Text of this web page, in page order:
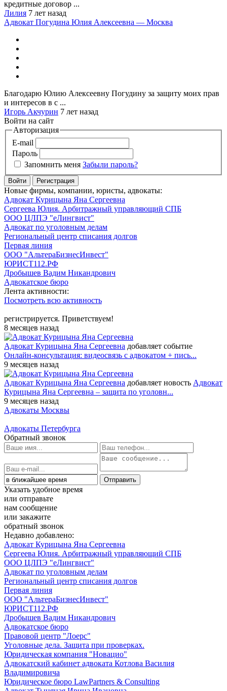
кредитные договор ...
Лилия 7 лет назад
Адвокат Погудина Юлия Алексеевна — Москва
Благодарю Юлию Алексеевну Погудину за защиту моих прав
и интересов в с ...
Игорь Акчурин 7 лет назад
Войти на сайт
Авторизация
E-mail
Пароль
Запомнить меня Забыли пароль?
Войти Регистрация
Новые фирмы, компании, юристы, адвокаты:
Адвокат Курицына Яна Сергеевна
Сергеева Юлия. Арбитражный управляющий СПБ
ООО ЦЛПЭ "еЛингвист"
Адвокат по уголовным делам
Региональный центр списания долгов
Первая линия
ООО "АльтераБизнесИнвест"
ЮРИСТ112.РФ
Дробышев Вадим Никандрович
Адвокатское бюро
Лента активности:
Посмотреть всю активность
регистрируется. Приветствуем!
8 месяцев назад
Адвокат Курицына Яна Сергеевна добавляет событие
Онлайн-консультация: видеосвязь с адвокатом + пись...
9 месяцев назад
Адвокат Курицына Яна Сергеевна добавляет новость Адвокат
Курицына Яна Сергеевна – защита по уголовн...
9 месяцев назад
Адвокаты Москвы
Адвокаты Петербурга
Обратный звонок
Указать удобное время
или отправьте
нам сообщение
или закажите
обратный звонок
Недавно добавлено:
Адвокат Курицына Яна Сергеевна
Сергеева Юлия. Арбитражный управляющий СПБ
ООО ЦЛПЭ "еЛингвист"
Адвокат по уголовным делам
Региональный центр списания долгов
Первая линия
ООО "АльтераБизнесИнвест"
ЮРИСТ112.РФ
Дробышев Вадим Никандрович
Адвокатское бюро
Правовой центр "Лоерс"
Уголовные дела. Защита при проверках.
Юридическая компания "Новацио"
Адвокатский кабинет адвоката Котлова Василия
Владимировича
Юридическое бюро LawPartners & Consulting